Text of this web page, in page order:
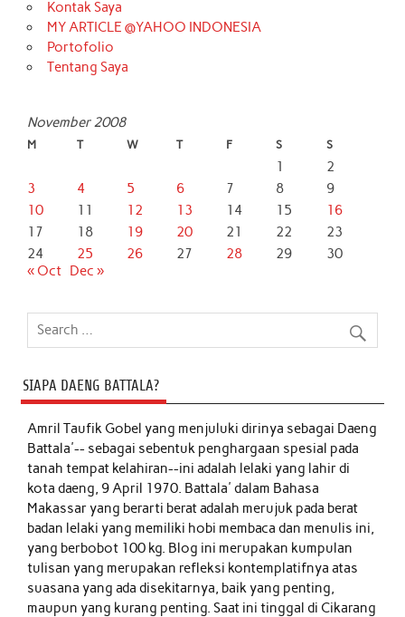
Kontak Saya
MY ARTICLE @YAHOO INDONESIA
Portofolio
Tentang Saya
November 2008
M T W T F S S
1
2
3
4 5 6 7 8
9
10
11 12 13 14 15
16
17
18 19 20 21 22
23
24
25 26 27 28 29
30
« Oct
Dec »
SIAPA DAENG BATTALA?
Amril Taufik Gobelyang menjuluki dirinya sebagai Daeng
Battala'-- sebagai sebentuk penghargaan spesial pada
tanah tempat kelahiran--ini adalah lelaki yang lahir di
kota daeng, 9 April 1970. Battala' dalam Bahasa
Makassar yang berarti berat adalah merujuk pada berat
badan lelaki yang memiliki hobi membaca dan menulis ini,
yang berbobot 100 kg. Blog ini merupakan kumpulan
tulisan yang merupakan refleksi kontemplatifnya atas
suasana yang ada disekitarnya, baik yang penting,
maupun yang kurang penting. Saat ini tinggal di Cikarang